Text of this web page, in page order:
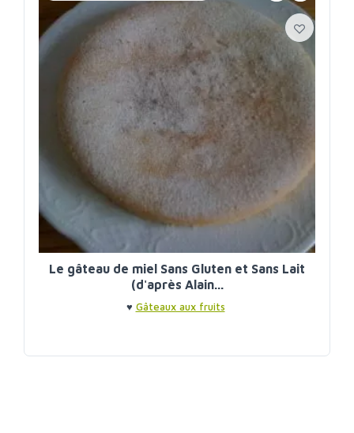
Le gâteau de miel Sans Gluten et Sans Lait
(d'après Alain...
♥ Gâteaux aux fruits